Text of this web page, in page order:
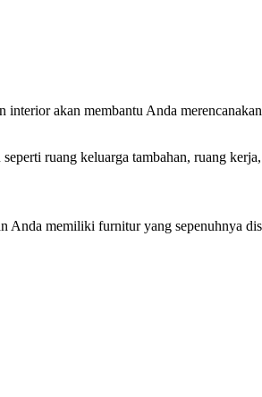
akan membantu Anda
ruang keluarga tambahan, ruang
memiliki furnitur yang sepenuhnya